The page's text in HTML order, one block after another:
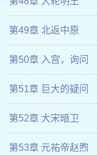
第49章 北返中原
第50章 入宫，询问
第51章 巨大的疑问
第52章 大宋暗卫
第53章 元祐帝赵煦